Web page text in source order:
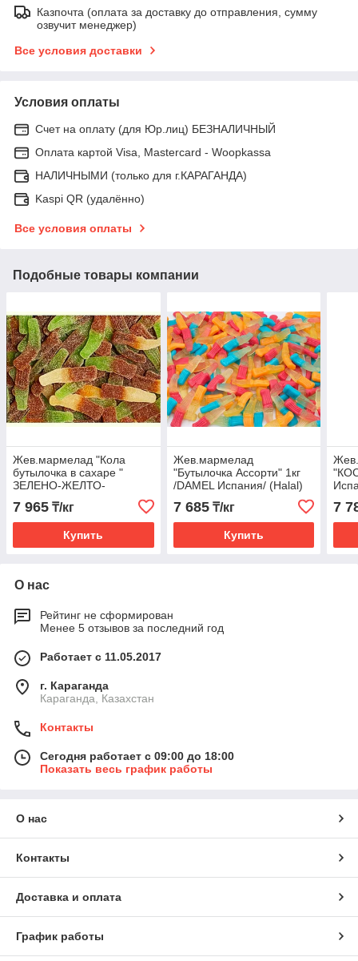
Казпочта (оплата за доставку до отправления, сумму
озвучит менеджер)
Все условия доставки
Условия оплаты
Счет на оплату (для Юр.лиц) БЕЗНАЛИЧНЫЙ
Оплата картой Visa, Mastercard - Woopkassa
НАЛИЧНЫМИ (только для г.КАРАГАНДА)
Kaspi QR (удалённо)
Все условия оплаты
Подобные товары компании
Жев.мармелад "Кола
бутылочка в сахаре "
ЗЕЛЕНО-ЖЕЛТО-
КОРИЧНЕВАЯ 1кг /DAMEL
Испания/
7 965 ₸/кг
Купить
Жев.мармелад
"Бутылочка Ассорти" 1кг
/DAMEL Испания/ (Halal)
7 685₸/кг
Купить
7
О нас
Рейтинг не сформирован
Менее 5 отзывов за последний год
Работает с 11.05.2017
г. Караганда
Караганда, Казахстан
Контакты
Сегодня работает с 09:00 до 18:00
Показать весь график работы
О нас
Контакты
Доставка и оплата
График работы